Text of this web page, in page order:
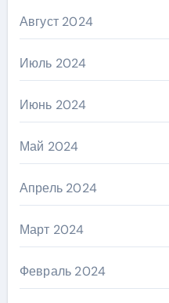
Август 2024
Июль 2024
Июнь 2024
Май 2024
Апрель 2024
Март 2024
Февраль 2024